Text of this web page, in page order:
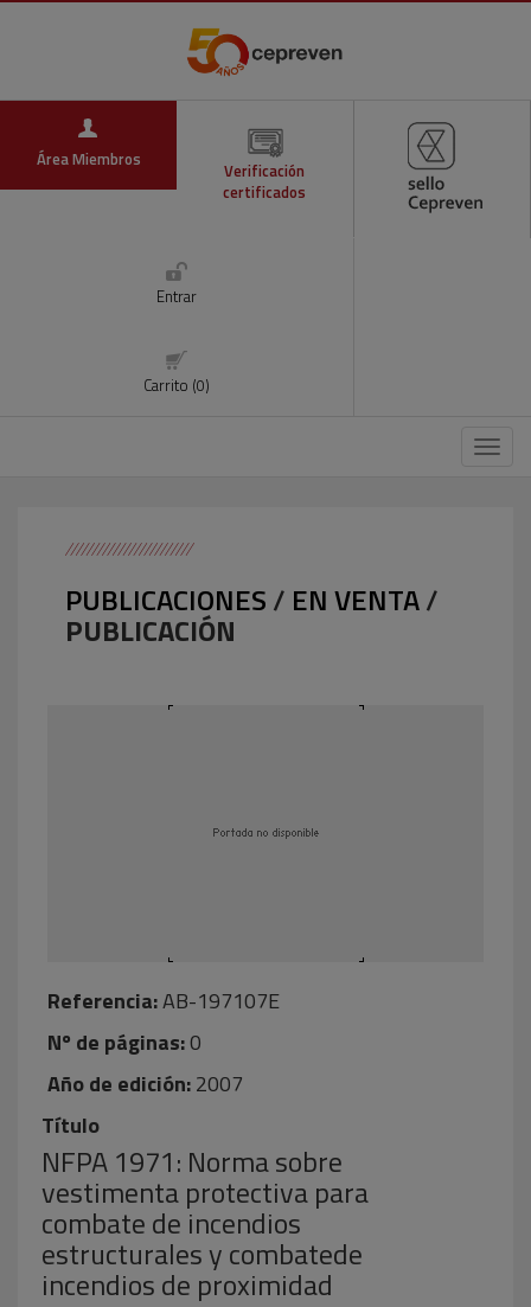
Área Miembros
Verificación
certificados
Entrar
Carrito (0)
Menú
PUBLICACIONES/ EN VENTA/
PUBLICACIÓN
Referencia:AB-197107E
Nº de páginas:0
Año de edición:2007
Título
NFPA 1971: Norma sobre
vestimenta protectiva para
combate de incendios
estructurales y combatede
incendios de proximidad